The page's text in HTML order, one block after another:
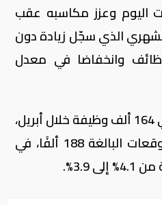
اليوم وعزز مكاسبه عقب
الذي سجّل زيادة دون
وانخفاضا في معدل
وأضاف الاقتصاد الأمريكي 164 ألف وظيفة خلال أبريل،
وهو ما جاء أقل من التوقعات البالغة 188 ألفًا، في